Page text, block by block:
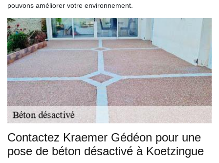
pouvons améliorer votre environnement.
Contactez Kraemer Gédéon pour une
pose de béton désactivé à Koetzingue